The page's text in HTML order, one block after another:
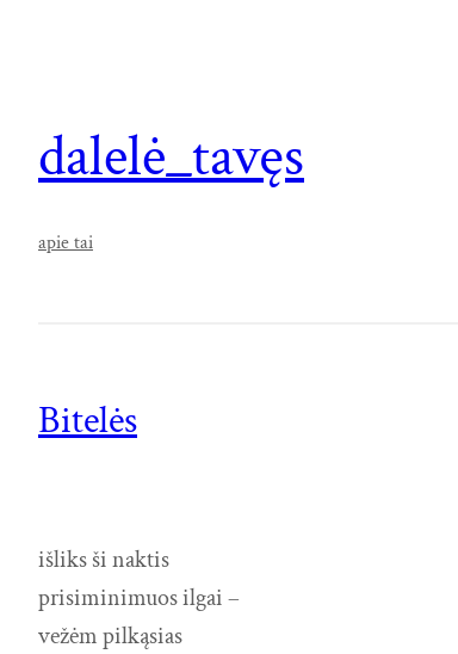
dalelė_tavęs
apie tai
Bitelės
išliks ši naktis
prisiminimuos ilgai –
vežėm pilkąsias